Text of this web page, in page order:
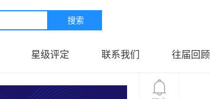
搜索
星级评定 联系我们 往届回顾